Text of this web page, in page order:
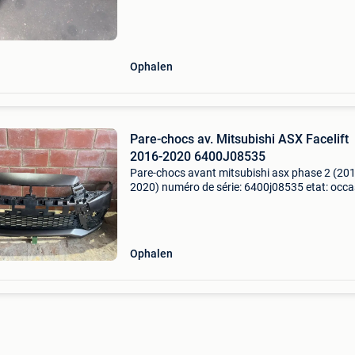
Ophalen
Pare-chocs av. Mitsubishi ASX Facelift
2016-2020 6400J08535
Pare-chocs avant mitsubishi asx phase 2
2020) numéro de série: 6400j08535 etat:
Ophalen